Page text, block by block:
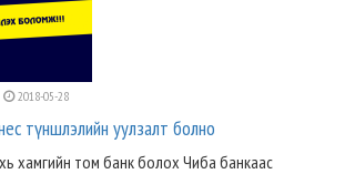
2018-05-28
түншлэлийн уулзалт болно
хамгийн том банк болох Чиба банкаас